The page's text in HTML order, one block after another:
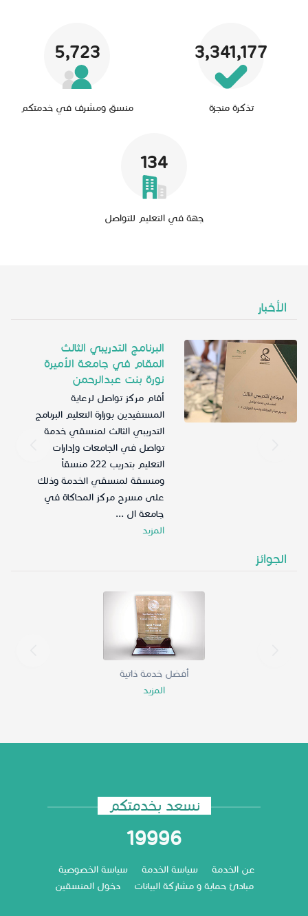
3,341,177
تذكرة منجزة
5,723
منسق ومشرف في خدمتكم
134
جهة في التعليم للتواصل
الأخبار
البرنامج التدريبي الثالث
المقام في جامعة الأميرة
نورة بنت عبدالرحمن
أقام مركز تواصل لرعاية
المستفيدين بوزارة التعليم البرنامج
التدريبي الثالث لمنسقي خدمة
تواصل في الجامعات وإدارات
التعليم بتدريب 222 منسقاً
ومنسقة لمنسقي الخدمة وذلك
على مسرح مركز المحاكاة في
جامعة ال ...
المزيد
الجوائز
أفضل خدمة ذاتية
المزيد
نسعد بخدمتكم
19996
عن الخدمة سياسة الخدمة
سياسة الخصوصية
مبادئ حماية و مشاركة البيانات
دخول المنسقين